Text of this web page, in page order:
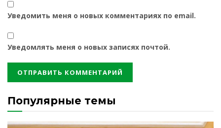
Уведомить меня о новых комментариях по email.
Уведомлять меня о новых записях почтой.
Популярные темы